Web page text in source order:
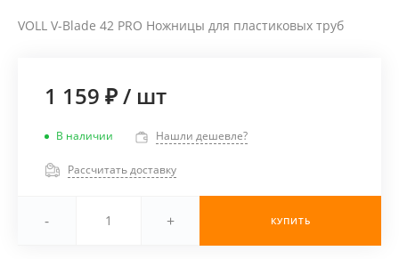
VOLL V-Blade 42 PRO Ножницы для пластиковых труб
1 159 ₽/ шт
В наличии Нашли дешевле?
Рассчитать доставку
- + КУПИТЬ